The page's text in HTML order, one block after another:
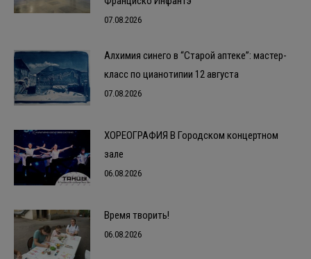
07.08.2026
Алхимия синего в “Старой аптеке”: мастер-
класс по цианотипии 12 августа
07.08.2026
ХОРЕОГРАФИЯ В Городском концертном
зале
06.08.2026
Время творить!
06.08.2026